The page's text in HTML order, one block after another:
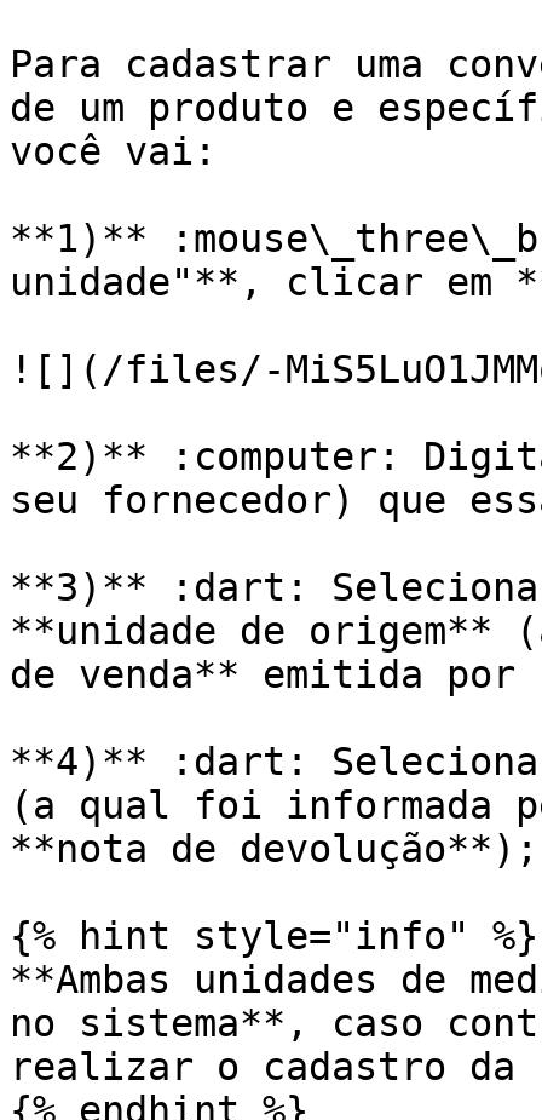
Para cadastrar uma
de um produto e
você vai:
**1)**
unidade"**, clicar em
![](/files/-
**2)** :computer:
seu fornecedor) que
**3)** :dart:
**unidade de origem**
de venda** emitida por
**4)** :dart:
(a qual foi informada
**nota de devolução**);
{% hint style="info" %}
**Ambas unidades de
no sistema**, caso
realizar o cadastro da
{% endhint %}